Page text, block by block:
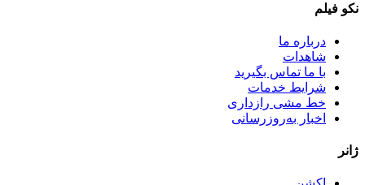
نکو فیلم
درباره ما
شاهدات
با ما تماس بگیرید
شرایط خدمات
خط مشی رازداری
اخبار به‌روزرسانی
ژانر